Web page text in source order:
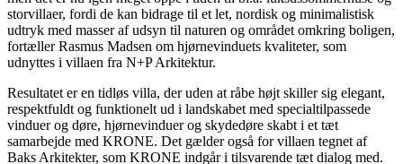
storvillaer, fordi de kan bidrage til et let, nordisk og minimalistisk
udtryk med masser af udsyn til naturen og området omkring boligen,
fortæller Rasmus Madsen om hjørnevinduets kvaliteter, som
udnyttes i villaen fra N+P Arkitektur.
Resultatet er en tidløs villa, der uden at råbe højt skiller sig elegant,
respektfuldt og funktionelt ud i landskabet med specialtilpassede
vinduer og døre, hjørnevinduer og skydedøre skabt i et tæt
samarbejde med KRONE. Det gælder også for villaen tegnet af
Baks Arkitekter, som KRONE indgår i tilsvarende tæt dialog med.